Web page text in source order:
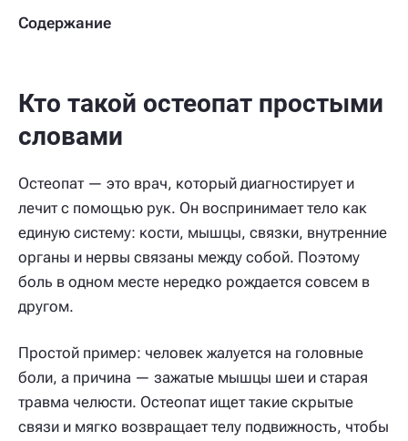
Содержание
Кто такой остеопат простыми
словами
Остеопат — это врач, который диагностирует и
лечит с помощью рук. Он воспринимает тело как
единую систему: кости, мышцы, связки, внутренние
органы и нервы связаны между собой. Поэтому
боль в одном месте нередко рождается совсем в
другом.
Простой пример: человек жалуется на головные
боли, а причина — зажатые мышцы шеи и старая
травма челюсти. Остеопат ищет такие скрытые
связи и мягко возвращает телу подвижность, чтобы